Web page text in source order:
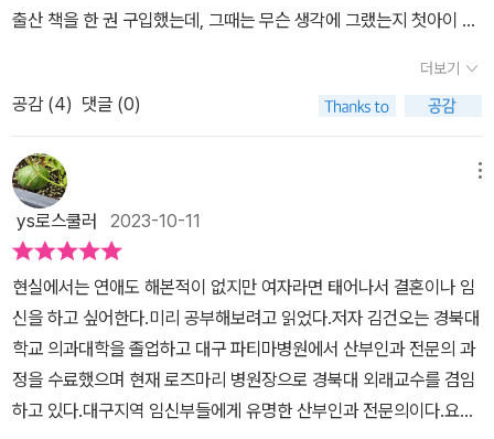
로 겪는 신비로운 열 달을 걱정과 두려움 없이 행복한 시간으로 가득
산 종합 가이드북으로 출간되어 수많은 예비 산모들의 환영을 받았
을 완성했다. 2024년에 임신 출산의 새로운 정보와 육아편을 대폭
증면, 2024 개정증보판을 출간한 데 2025년에 산전 관리 등에 관한
최신 의학 정보와 신생아 예방접종, 육아 정보를 업데이트해서 2025
임신부가 알아야 할 모든 것 계획임신, 시기별로 나타나는 증상과 대
처법, 영양 관리와 운동 요령, 진통과 분만 과정, 산후조리 등 임신 계
획 세우기부터 산후조리와 모유수유까지 임신과 출산의 전 과정을 조
목조목 알려준다. 준비해야 할 신생아용품도 정리했다. 현대의 임신
부에게 꼭 맞는 실질적이고 똑똑한 정보 25년 산부인과 전문의인 저
출산 책을 한 권 구입했는데, 그때는 무슨 생각에 그랬는지 첫아이 낳
렸네요. ㅠㅠ이번에 2년만에 둘째를 갖게 되면서 다시 서점에 가서
비교하고 살펴본 끝에 선택한 책이 바로 이 <똑똑하고 건강한 첫 임
신 출산 육아> 책이랍니다.첫아이 때 갖고 있던 책은 백과사전처럼
엄청 크고 두꺼운 책이라 볼 때마다 좀 무거워서 힘들었는데 이 책은
일반 책보다 조금 크고 400페이지가 조금 넘지만 그대로 무게의 압
박감을 느끼는 정도는 아니어서 보기도 참 편하더라구요.무엇보다도
“카더라”가 아닌 과학적인 산부인과쪽 정보를 주는 것 같아서 신뢰가
갔어요.사실 임신출산 관련 서적들은 큰 틀에서 봤을 때 내용은 거의
다 비슷하다고 봐요.다만 차이가 있다면 내용 구성적인 부분인데,이
책은 이렇게 “doctor's guide”, “읽어보세요”, “꼭 기억하세요”, “ti
p” 등 중요한 부분들을 빠뜨리지 않고 읽어볼 수 있게 도와주고 있어
요. 그리고 이렇게 각 챕터마다 시작하기 전에는 “얼마나 알고 있을
더보기
공감 (4) 댓글 (0)
ys로스쿨러 2023-10-11
현실에서는 연애도 해본적이 없지만 여자라면 태어나서 결혼이나 임
신을 하고 싶어한다.미리 공부해보려고 읽었다.저자 김건오는 경북대
학교 의과대학을 졸업하고 대구 파티마병원에서 산부인과 전문의 과
정을 수료했으며 현재 로즈마리 병원장으로 경북대 외래교수를 겸임
하고 있다.대구지역 임신부들에게 유명한 산부인과 전문의이다.요즘